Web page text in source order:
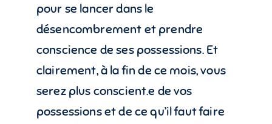
pour se lancer dans le
désencombrement et prendre
conscience de ses possessions. Et
clairement, à la fin de ce mois, vous
serez plus conscient.e de vos
possessions et de ce qu’il faut faire